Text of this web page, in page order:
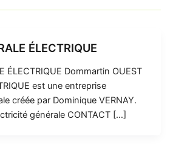
ÉLECTRIQUE
ÉLECTRIQUE Dommartin OUEST
est une entreprise
créée par Dominique VERNAY.
générale CONTACT […]